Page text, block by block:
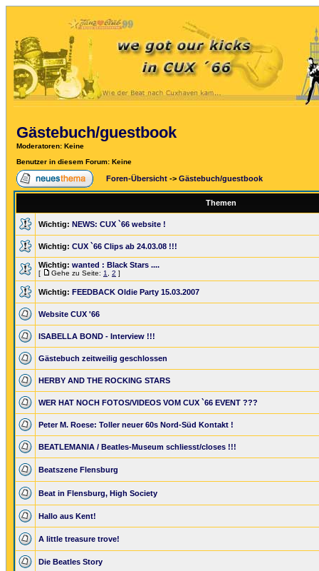
Gästebuch/guestbook
Moderatoren: Keine
Benutzer in diesem Forum: Keine
Foren-Übersicht -> Gästebuch/guestbook
Themen
Wichtig: NEWS: CUX `66 website !
Wichtig: CUX `66 Clips ab 24.03.08 !!!
Wichtig: wanted : Black Stars ....
[ Gehe zu Seite: 1 2 ]
Wichtig: FEEDBACK Oldie Party 15.03.2007
Website CUX '66
ISABELLA BOND - Interview !!!
Gästebuch zeitweilig geschlossen
HERBY AND THE ROCKING STARS
WER HAT NOCH FOTOS/VIDEOS VOM CUX `66 EVENT ???
Peter M. Roese: Toller neuer 60s Nord-Süd Kontakt !
BEATLEMANIA / Beatles-Museum schliesst/closes !!!
Beatszene Flensburg
Beat in Flensburg, High Society
Hallo aus Kent!
A little treasure trove!
Die Beatles Story